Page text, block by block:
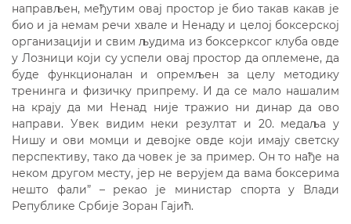
направљен, међутим овај простор је био такав какав је
био и ја немам речи хвале и Ненаду и целој боксерској
организацији и свим људима из боксерксог клуба овде
у Лозници који су успели овај простор да оплемене, да
буде функционалан и опремљен за целу методику
тренинга и физичку припрему. И да се мало нашалим
на крају да ми Ненад није тражио ни динар да ово
направи. Увек видим неки резултат и 20. медаља у
Нишу и ови момци и девојке овде који имају светску
перспективу, тако да човек је за пример. Он то нађе на
неком другом месту, јер не верујем да вама боксерима
нешто фали” – рекао је министар спорта у Влади
Републике Србије Зоран Гајић.